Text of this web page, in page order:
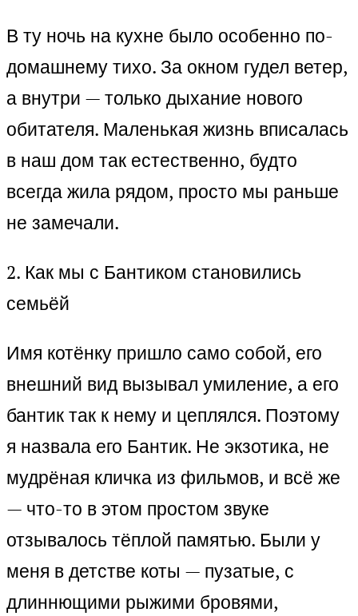
В ту ночь на кухне было особенно по-
домашнему тихо. За окном гудел ветер,
а внутри — только дыхание нового
обитателя. Маленькая жизнь вписалась
в наш дом так естественно, будто
всегда жила рядом, просто мы раньше
не замечали.
2. Как мы с Бантиком становились
семьёй
Имя котёнку пришло само собой, его
внешний вид вызывал умиление, а его
бантик так к нему и цеплялся. Поэтому
я назвала его Бантик. Не экзотика, не
мудрёная кличка из фильмов, и всё же
— что-то в этом простом звуке
отзывалось тёплой памятью. Были у
меня в детстве коты — пузатые, с
длиннющими рыжими бровями,